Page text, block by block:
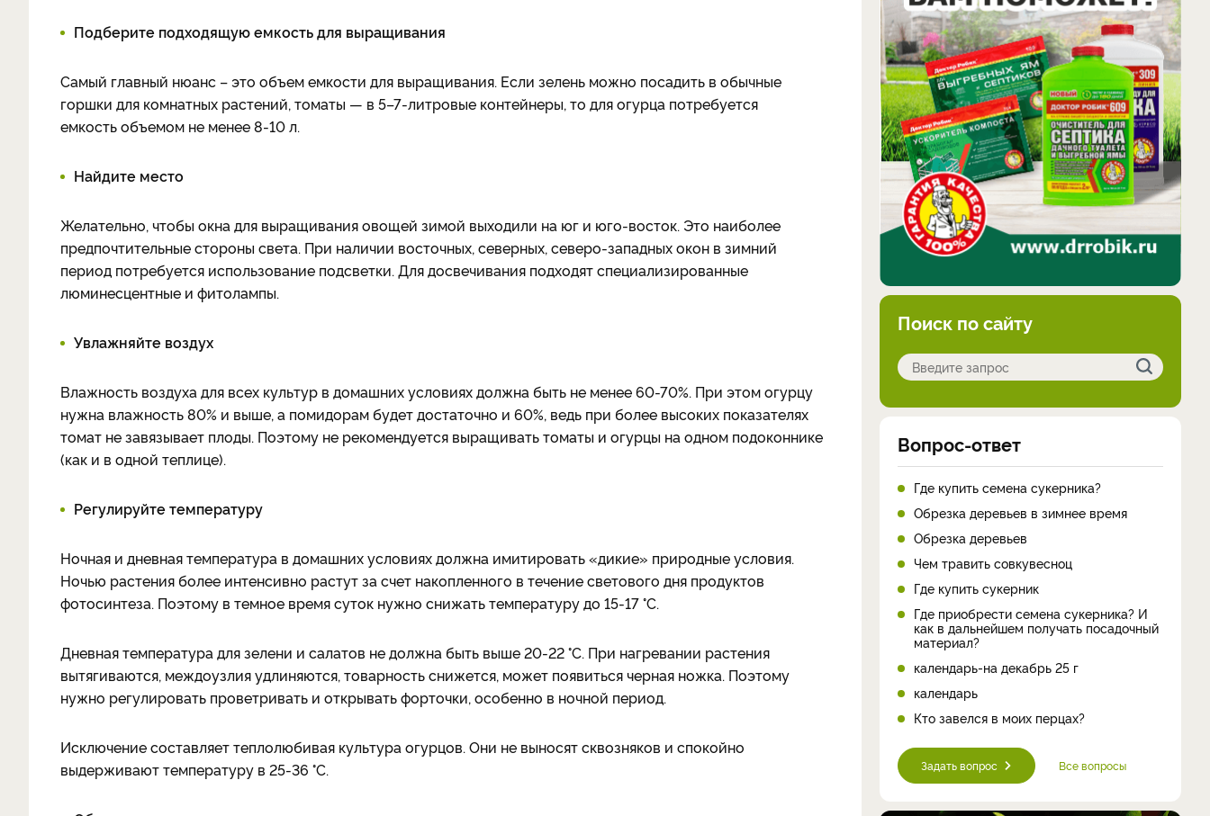
Подберите подходящую емкость для выращивания
Самый главный нюанс – это объем емкости для выращивания. Если зелень можно посадить в обычные
горшки для комнатных растений, томаты — в 5–7-литровые контейнеры, то для огурца потребуется
емкость объемом не менее 8-10 л.
Найдите место
Желательно, чтобы окна для выращивания овощей зимой выходили на юг и юго-восток. Это наиболее
предпочтительные стороны света. При наличии восточных, северных, северо-западных окон в зимний
период потребуется использование подсветки. Для досвечивания подходят специализированные
люминесцентные и фитолампы.
Увлажняйте воздух
Влажность воздуха для всех культур в домашних условиях должна быть не менее 60-70%. При этом огурцу
нужна влажность 80% и выше, а помидорам будет достаточно и 60%, ведь при более высоких показателях
томат не завязывает плоды. Поэтому не рекомендуется выращивать томаты и огурцы на одном подоконнике
(как и в одной теплице).
Регулируйте температуру
Ночная и дневная температура в домашних условиях должна имитировать «дикие» природные условия.
Ночью растения более интенсивно растут за счет накопленного в течение светового дня продуктов
фотосинтеза. Поэтому в темное время суток нужно снижать температуру до 15-17 °C.
Дневная температура для зелени и салатов не должна быть выше 20-22 °C. При нагревании растения
вытягиваются, междоузлия удлиняются, товарность снижется, может появиться черная ножка. Поэтому
нужно регулировать проветривать и открывать форточки, особенно в ночной период.
Исключение составляет теплолюбивая культура огурцов. Они не выносят сквозняков и спокойно
выдерживают температуру в 25-36 °C.
Поиск по сайту
Вопрос-ответ
Где купить семена сукерника?
Обрезка деревьев в зимнее время
Обрезка деревьев
Чем травить совкувесноц
Где купить сукерник
Где приобрести семена сукерника? И
как в дальнейшем получать посадочный
материал?
календарь-на декабрь 25 г
календарь
Кто завелся в моих перцах?
Задать вопрос Все вопросы